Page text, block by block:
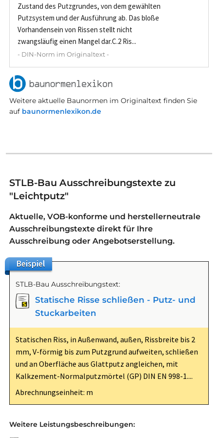
Zustand des Putzgrundes, von dem gewählten
Putzsystem und der Ausführung ab. Das bloße
Vorhandensein von Rissen stellt nicht
zwangsläufig einen Mangel dar.C.2 Ris...
- DIN-Norm im Originaltext -
Weitere aktuelle Baunormen im Originaltext finden Sie
auf baunormenlexikon.de
STLB-Bau Ausschreibungstexte zu
"Leichtputz"
Aktuelle, VOB-konforme und herstellerneutrale
Ausschreibungstexte direkt für Ihre
Ausschreibung oder Angebotserstellung.
Beispiel
STLB-Bau Ausschreibungstext:
Statische Risse schließen - Putz- und
Stuckarbeiten
Statischen Riss, in Außenwand, außen, Rissbreite bis 2
mm, V-förmig bis zum Putzgrund aufweiten, schließen
und an Oberfläche aus Glattputz angleichen, mit
Kalkzement-Normalputzmörtel (GP) DIN EN 998-1....
Abrechnungseinheit: m
Weitere Leistungsbeschreibungen: